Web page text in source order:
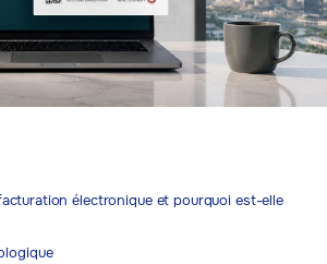
électronique et pourquoi est-elle